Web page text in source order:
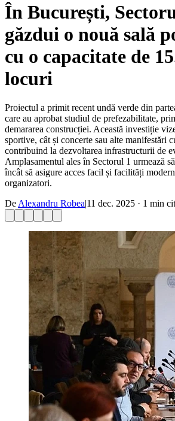
În București,
găzdui o nouă sală
cu o capacitate de
locuri
Proiectul a primit recent undă verde din
care au aprobat studiul de prefezabilitate,
demararea construcției. Această investiție
sportive, cât și concerte sau alte manifestări
contribuind la dezvoltarea infrastructurii de
Amplasamentul ales în Sectorul 1 urmează
încât să asigure acces facil și facilități
organizatori.
De Alexandru Robea|11 dec. 2025 · 1 min